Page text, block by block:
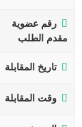
رقم عضوية
مقدم الطلب
تاريخ المقابلة
وقت المقابلة